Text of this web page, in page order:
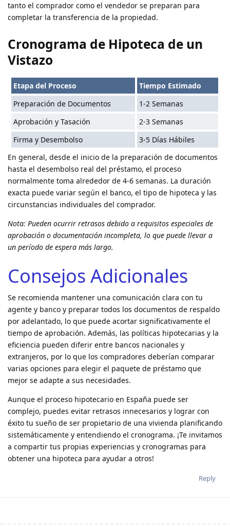
tanto el comprador como el vendedor se preparan para
completar la transferencia de la propiedad.
Cronograma de Hipoteca de un
Vistazo
Etapa del Proceso
Tiempo Estimado
Preparación de Documentos
1-2 Semanas
Aprobación y Tasación
2-3 Semanas
Firma y Desembolso
3-5 Días Hábiles
En general, desde el inicio de la preparación de documentos
hasta el desembolso real del préstamo, el proceso
normalmente toma alrededor de 4-6 semanas. La duración
exacta puede variar según el banco, el tipo de hipoteca y las
circunstancias individuales del comprador.
Nota: Pueden ocurrir retrasos debido a requisitos especiales de
aprobación o documentación incompleta, lo que puede llevar a
un período de espera más largo.
Consejos Adicionales
Se recomienda mantener una comunicación clara con tu
agente y banco y preparar todos los documentos de respaldo
por adelantado, lo que puede acortar significativamente el
tiempo de aprobación. Además, las políticas hipotecarias y la
eficiencia pueden diferir entre bancos nacionales y
extranjeros, por lo que los compradores deberían comparar
varias opciones para elegir el paquete de préstamo que
mejor se adapte a sus necesidades.
Aunque el proceso hipotecario en España puede ser
complejo, puedes evitar retrasos innecesarios y lograr con
éxito tu sueño de ser propietario de una vivienda planificando
sistemáticamente y entendiendo el cronograma. ¡Te invitamos
a compartir tus propias experiencias y cronogramas para
obtener una hipoteca para ayudar a otros!
Reply